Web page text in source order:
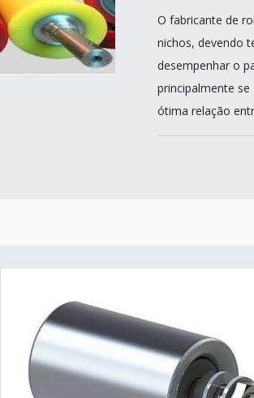
O fabricante de
nichos, devendo
desempenhar o
principalmente
ótima relação